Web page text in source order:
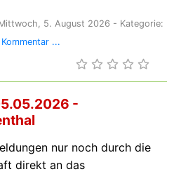
5. August 2026 - Kategorie:
...
-
nur noch durch die
direkt an das